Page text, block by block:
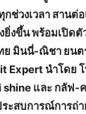
กช่วงเวลา สานต่
ยิ่งขึ้น พร้อมเปิดตั
ย มินนี่-ณิชา ยนต
Expert นำโดย
shine และ กลั
ะสบการณ์การถ่